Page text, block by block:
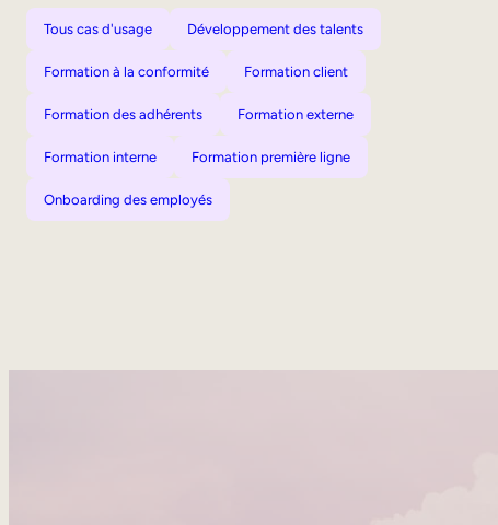
Tous cas d'usage Développement des talents
Formation à la conformité Formation client
Formation des adhérents Formation externe
Formation interne Formation première ligne
Onboarding des employés